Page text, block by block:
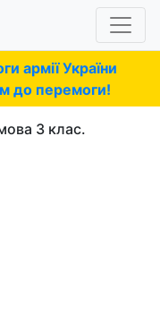
армії України
до перемоги!
3 клас.